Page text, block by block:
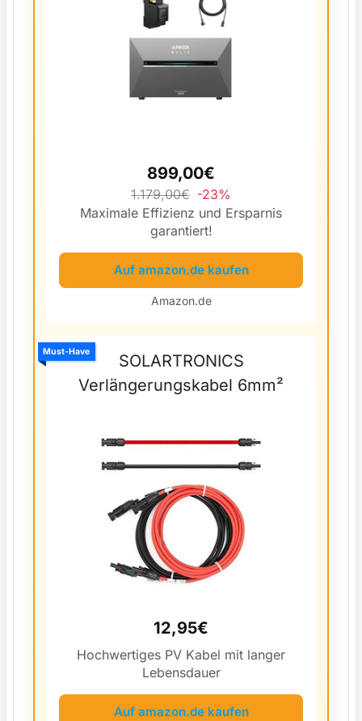
899,00€
1.179,00€ -23%
Maximale Effizienz und Ersparnis
garantiert!
Auf amazon.de kaufen
Amazon.de
SOLARTRONICS
Verlängerungskabel 6mm²
Must-Have
12,95€
Hochwertiges PV Kabel mit langer
Lebensdauer
Auf amazon.de kaufen